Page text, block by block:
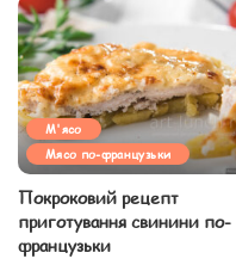
М'ясо
Мясо по-французьки
Покроковий рецепт
приготування свинини по-
французьки